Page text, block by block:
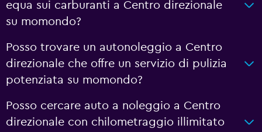
equa sui carburanti a Centro direzionale
su momondo?
Posso trovare un autonoleggio a Centro
direzionale che offre un servizio di pulizia
potenziata su momondo?
Posso cercare auto a noleggio a Centro
direzionale con chilometraggio illimitato